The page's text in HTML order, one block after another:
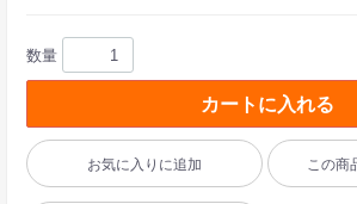
数量
カートに入れる
お気に入りに追加 この商